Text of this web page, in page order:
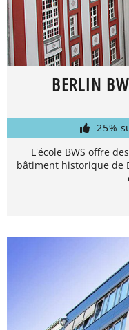
BERLIN
-25%
L'école BWS offre
bâtiment historique de